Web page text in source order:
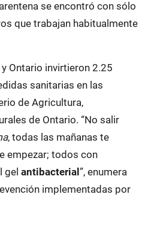
se encontró con sólo
que trabajan habitualmente
Ontario invirtieron 2.25
sanitarias en las
de Agricultura,
de Ontario. “No salir
, todas las mañanas te
empezar; todos con
gel antibacterial ”, enumera
implementadas por